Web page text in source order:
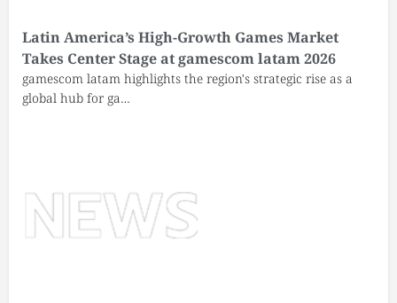
Latin America’s High-Growth Games Market
Takes Center Stage at gamescom latam 2026
gamescom latam highlights the region's strategic rise as a
global hub for ga…